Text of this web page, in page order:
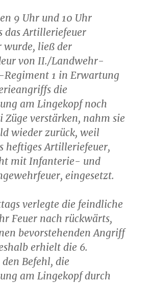
9 Uhr und 10 Uhr
das Artilleriefeuer
wurde, ließ der
von II./Landwehr-
1 in Erwartung
die
am Lingekopf noch
Züge verstärken, nahm sie
wieder zurück, weil
heftiges Artilleriefeuer,
mit Infanterie- und
eingesetzt.
verlegte die feindliche
Feuer nach rückwärts,
bevorstehenden Angriff
erhielt die 6.
Befehl, die
am Lingekopf durch